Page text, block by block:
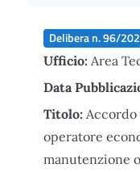
Delibera n. 96/
Ufficio: Area
Data
Titolo:
operatore
manutenzione